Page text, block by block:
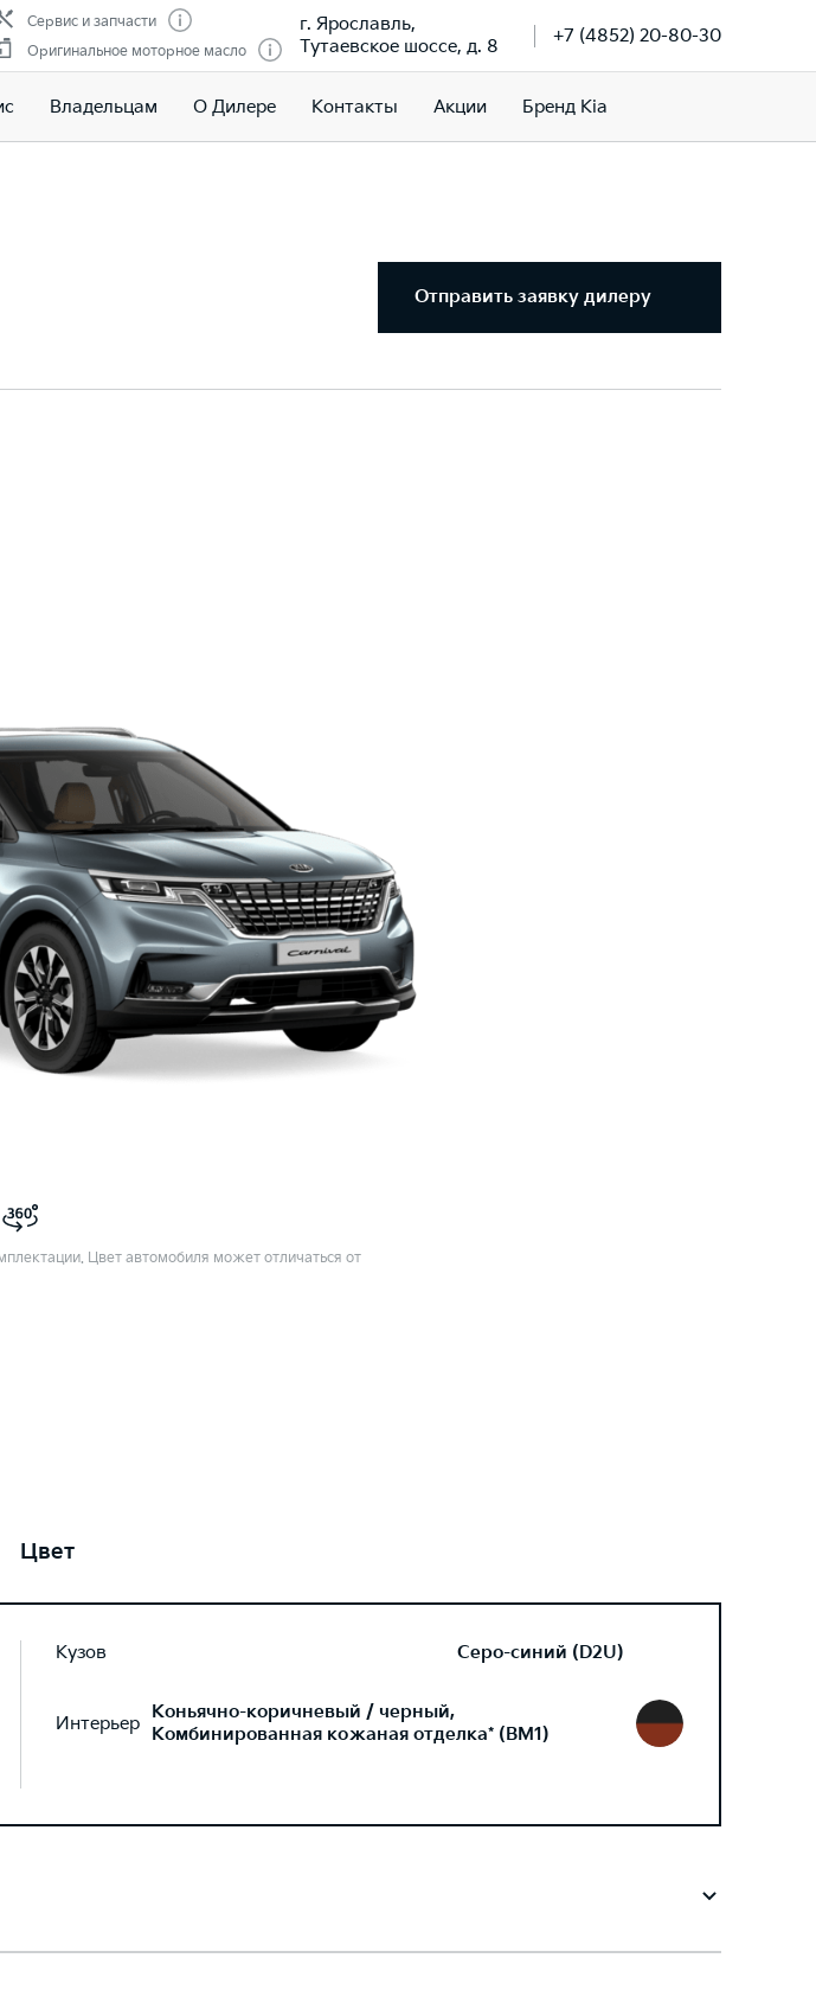
Сервис и запчасти
Оригинальное моторное масло
г. Ярославль,
Тутаевское шоссе, д. 8
+7 (4852) 20-80-30
Владельцам О Дилере Контакты Акции Бренд Kia
Отправить заявку дилеру
Цвет автомобиля может отличаться от
Цвет
Кузов Серо-синий (D2U)
Интерьер Коньячно-коричневый / черный,
Комбинированная кожаная отделка* (BM1)